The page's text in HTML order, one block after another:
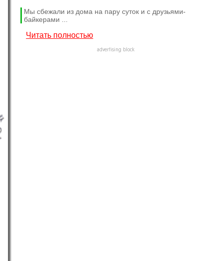
Мы сбежали из дома на пару суток и с друзьями-
байкерами ...
Читать полностью
advertising block